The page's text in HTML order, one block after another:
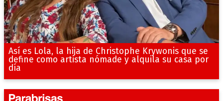
Así es Lola, la hija de Christophe Krywonis que se
define como artista nómade y alquila su casa por
día